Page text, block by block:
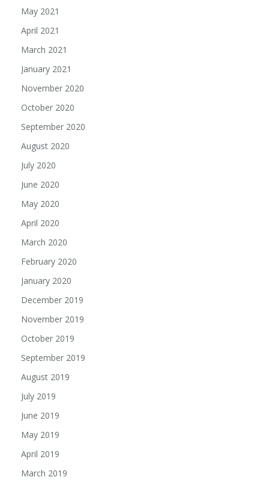
May 2021
April 2021
March 2021
January 2021
November 2020
October 2020
September 2020
August 2020
July 2020
June 2020
May 2020
April 2020
March 2020
February 2020
January 2020
December 2019
November 2019
October 2019
September 2019
August 2019
July 2019
June 2019
May 2019
April 2019
March 2019